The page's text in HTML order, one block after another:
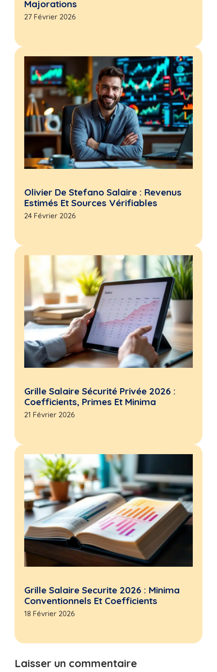
Majorations
27 Février 2026
Olivier De Stefano Salaire : Revenus
Estimés Et Sources Vérifiables
24 Février 2026
Grille Salaire Sécurité Privée 2026 :
Coefficients, Primes Et Minima
21 Février 2026
Grille Salaire Securite 2026 : Minima
Conventionnels Et Coefficients
18 Février 2026
Laisser un commentaire